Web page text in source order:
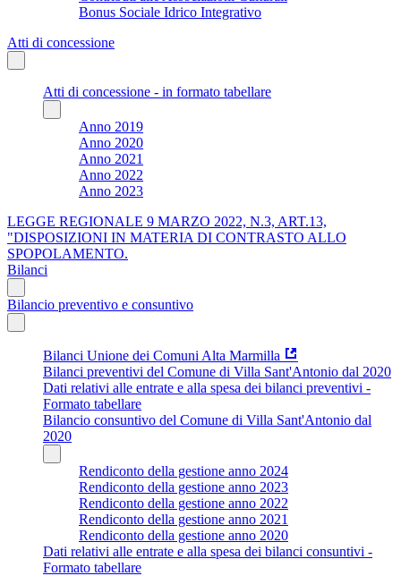
Bonus Sociale Idrico Integrativo
Atti di concessione
Atti di concessione - in formato tabellare
Anno 2019
Anno 2020
Anno 2021
Anno 2022
Anno 2023
LEGGE REGIONALE 9 MARZO 2022, N.3, ART.13,
"DISPOSIZIONI IN MATERIA DI CONTRASTO ALLO
SPOPOLAMENTO.
Bilanci
Bilancio preventivo e consuntivo
Bilanci Unione dei Comuni Alta Marmilla
Bilanci preventivi del Comune di Villa Sant'Antonio dal 2020
Dati relativi alle entrate e alla spesa dei bilanci preventivi -
Formato tabellare
Bilancio consuntivo del Comune di Villa Sant'Antonio dal
2020
Rendiconto della gestione anno 2024
Rendiconto della gestione anno 2023
Rendiconto della gestione anno 2022
Rendiconto della gestione anno 2021
Rendiconto della gestione anno 2020
Dati relativi alle entrate e alla spesa dei bilanci consuntivi -
Formato tabellare